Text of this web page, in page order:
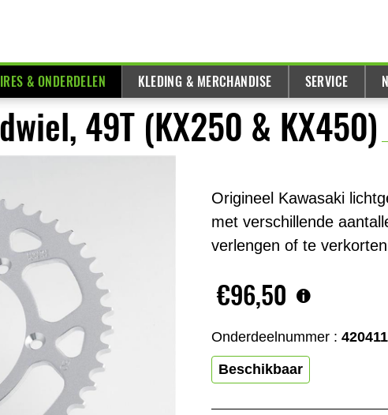
& ONDERDELEN KLEDING & MERCHANDISE SERVICE
49T (KX250 & KX450)
Origineel Kawasaki
met verschillende
verlengen of te
€96,50
Onderdeelnummer :
Beschikbaar